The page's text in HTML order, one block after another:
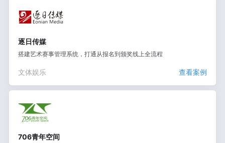
逐日传媒
搭建艺术赛事管理系统，打通从报名到颁奖线上全流程
文体娱乐 查看案例
706青年空间